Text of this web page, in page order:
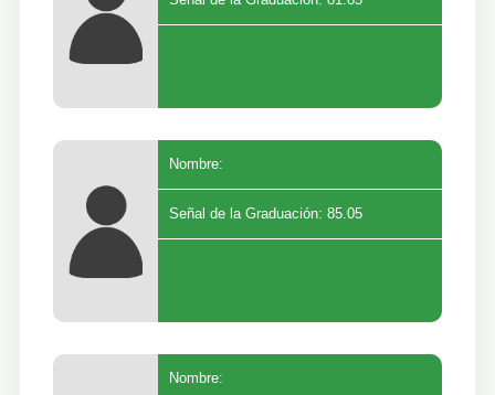
Nombre:
Señal de la Graduación: 85.05
Nombre: